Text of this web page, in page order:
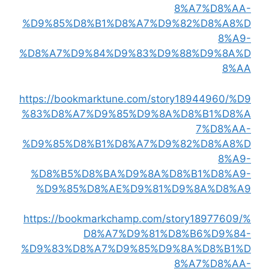
8%A7%D8%AA-
%D9%85%D8%B1%D8%A7%D9%82%D8%A8%D
8%A9-
%D8%A7%D9%84%D9%83%D9%88%D9%8A%D
8%AA
https://bookmarktune.com/story18944960/%D9
%83%D8%A7%D9%85%D9%8A%D8%B1%D8%A
7%D8%AA-
%D9%85%D8%B1%D8%A7%D9%82%D8%A8%D
8%A9-
%D8%B5%D8%BA%D9%8A%D8%B1%D8%A9-
%D9%85%D8%AE%D9%81%D9%8A%D8%A9
https://bookmarkchamp.com/story18977609/%
D8%A7%D9%81%D8%B6%D9%84-
%D9%83%D8%A7%D9%85%D9%8A%D8%B1%D
8%A7%D8%AA-